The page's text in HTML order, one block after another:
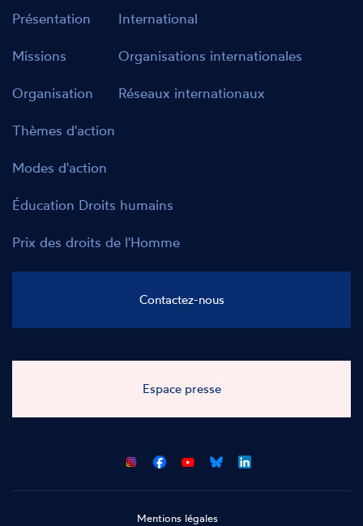
FacebookYoutube Bluesky
sur
LinkedIn